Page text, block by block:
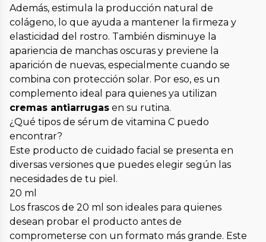
Además, estimula la producción natural de
colágeno, lo que ayuda a mantener la firmeza y
elasticidad del rostro. También disminuye la
apariencia de manchas oscuras y previene la
aparición de nuevas, especialmente cuando se
combina con protección solar. Por eso, es un
complemento ideal para quienes ya utilizan
cremas antiarrugas en su rutina.
¿Qué tipos de sérum de vitamina C puedo
encontrar?
Este producto de cuidado facial se presenta en
diversas versiones que puedes elegir según las
necesidades de tu piel.
20 ml
Los frascos de 20 ml son ideales para quienes
desean probar el producto antes de
comprometerse con un formato más grande. Este